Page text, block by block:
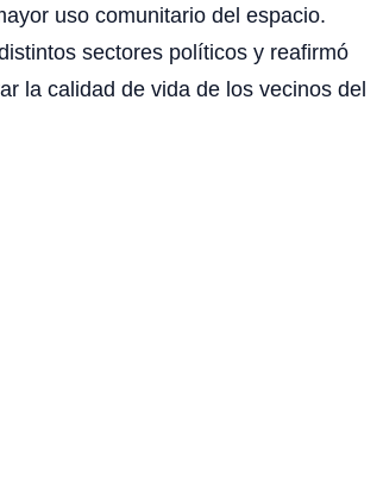
uso comunitario del espacio.
sectores políticos y reafirmó
la calidad de vida de los vecinos del